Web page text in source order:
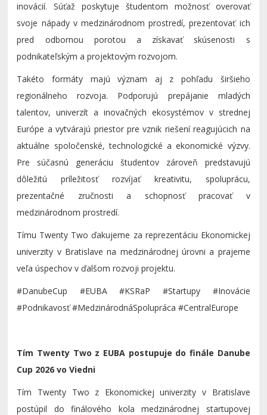
inovácií. Súťaž poskytuje študentom možnosť overovať
svoje nápady v medzinárodnom prostredí, prezentovať ich
pred odbornou porotou a získavať skúsenosti s
podnikateľským a projektovým rozvojom.
Takéto formáty majú význam aj z pohľadu širšieho
regionálneho rozvoja. Podporujú prepájanie mladých
talentov, univerzít a inovačných ekosystémov v strednej
Európe a vytvárajú priestor pre vznik riešení reagujúcich na
aktuálne spoločenské, technologické a ekonomické výzvy.
Pre súčasnú generáciu študentov zároveň predstavujú
dôležitú príležitosť rozvíjať kreativitu, spoluprácu,
prezentačné zručnosti a schopnosť pracovať v
medzinárodnom prostredí.
Tímu Twenty Two ďakujeme za reprezentáciu Ekonomickej
univerzity v Bratislave na medzinárodnej úrovni a prajeme
veľa úspechov v ďalšom rozvoji projektu.
#DanubeCup #EUBA #KSRaP #Startupy #Inovácie
#Podnikavosť #MedzinárodnáSpolupráca #CentralEurope
Tím Twenty Two z EUBA postupuje do finále Danube
Cup 2026 vo Viedni
Tím Twenty Two z Ekonomickej univerzity v Bratislave
postúpil do finálového kola medzinárodnej startupovej